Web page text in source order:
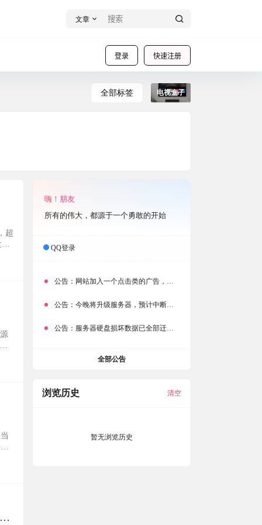
文章
登录 快速注册
全部标签 电视盒子
超
嗨！朋友
所有的伟大，都源于一个勇敢的开始
QQ登录
公告： 网站加入一个点击类的广告，大家点击下载按钮需要注意
公告： 今晚将升级服务器，预计中断时常为1分钟
公告： 服务器硬盘损坏数据已全部迁移备份，网站恢复完成！
全部公告
浏览历史 清空
暂无浏览历史